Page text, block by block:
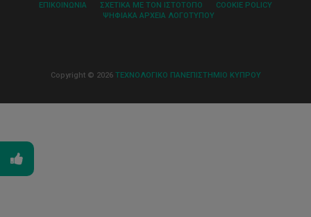
ΕΠΙΚΟΙΝΩΝΊΑ ΣΧΕΤΙΚΆ ΜΕ ΤΟΝ ΙΣΤΌΤΟΠΟ
COOKIE POLICY
ΨΗΦΙΑΚΆ ΑΡΧΕΊΑ ΛΟΓΌΤΥΠΟΥ
Copyright © 2026 ΤΕΧΝΟΛΟΓΙΚΟ ΠΑΝΕΠΙΣΤΗΜΙΟ ΚΥΠΡΟΥ